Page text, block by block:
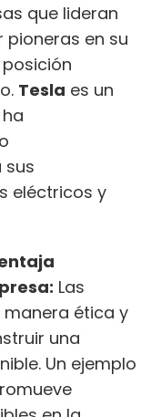
que lideran
pioneras en su
Tesla es un
sus
eléctricos y
Las
ética y
una
Un ejemplo